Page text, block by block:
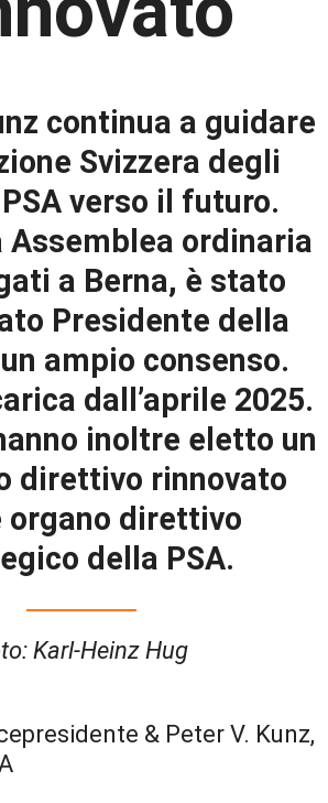
continua a guidare
Svizzera degli
verso il futuro.
Assemblea ordinaria
a Berna, è stato
Presidente della
ampio consenso.
dall’aprile 2025.
inoltre eletto un
direttivo rinnovato
organo direttivo
della PSA.
Karl-Heinz Hug
& Peter V. Kunz,